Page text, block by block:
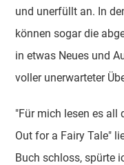
und unerfüllt an. In
können sogar die
in etwas Neues und
voller unerwarteter
"Für mich lesen es all
Out for a Fairy Tale"
Buch schloss, spürte